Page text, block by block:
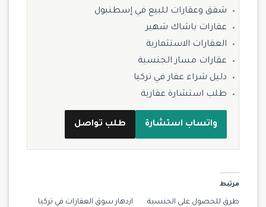
شقق وعقارات للبيع في إسطنبول
عقارات باشاك شهير
العقارات الاستثمارية
عقارات مسار الجنسية
دليل شراء عقار في تركيا
طلب استشارة عقارية
واتساب استشارة طلب تواصل
مرتبط
طرق للحصول على الجنسية
ازدهار سوق العقارات في تركيا